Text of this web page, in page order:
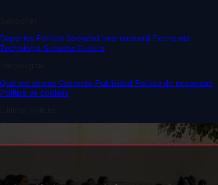
Deportes Política Sociedad Internacional Economía
Tecnología Sucesos Cultura
Quiénes somos Contacto Publicidad Política de privacidad
Política de cookies